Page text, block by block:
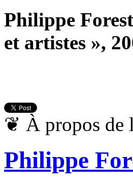
Philippe
et artistes »,
❦ À propos de
Philippe